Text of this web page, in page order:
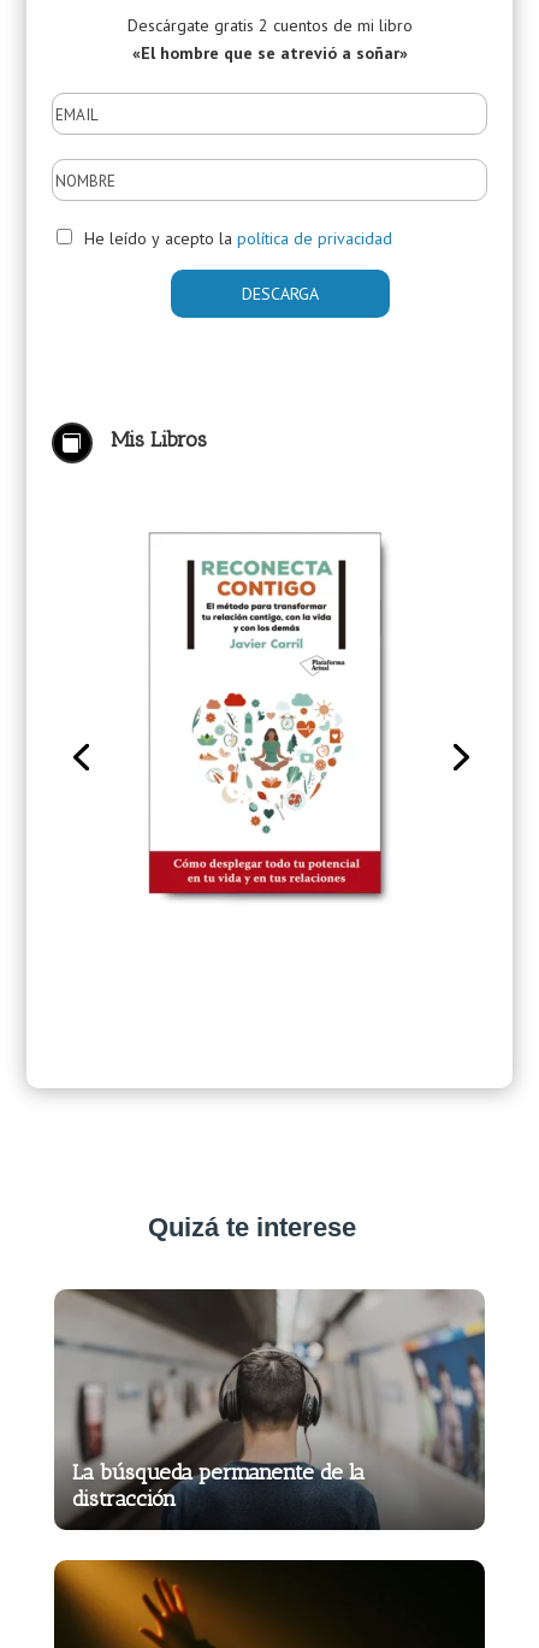
Descárgate gratis 2 cuentos de mi libro
«El hombre que se atrevió a soñar»
He leído y acepto la política de privacidad
 Mis Libros
Quizá te interese
La búsqueda permanente de la
distracción